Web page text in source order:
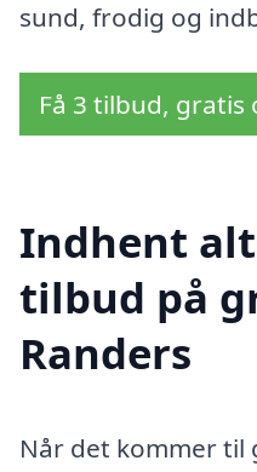
sund, frodig og
Få 3 tilbud,
Indhent
tilbud på
Randers
Når det kommer til